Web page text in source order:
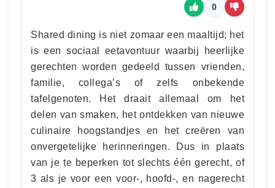
0
Shared dining is niet zomaar een maaltijd; het
is een sociaal eetavontuur waarbij heerlijke
gerechten worden gedeeld tussen vrienden,
familie, collega’s of zelfs onbekende
tafelgenoten. Het draait allemaal om het
delen van smaken, het ontdekken van nieuwe
culinaire hoogstandjes en het creëren van
onvergetelijke herinneringen. Dus in plaats
van je te beperken tot slechts één gerecht, of
3 als je voor een voor-, hoofd-, en nagerecht